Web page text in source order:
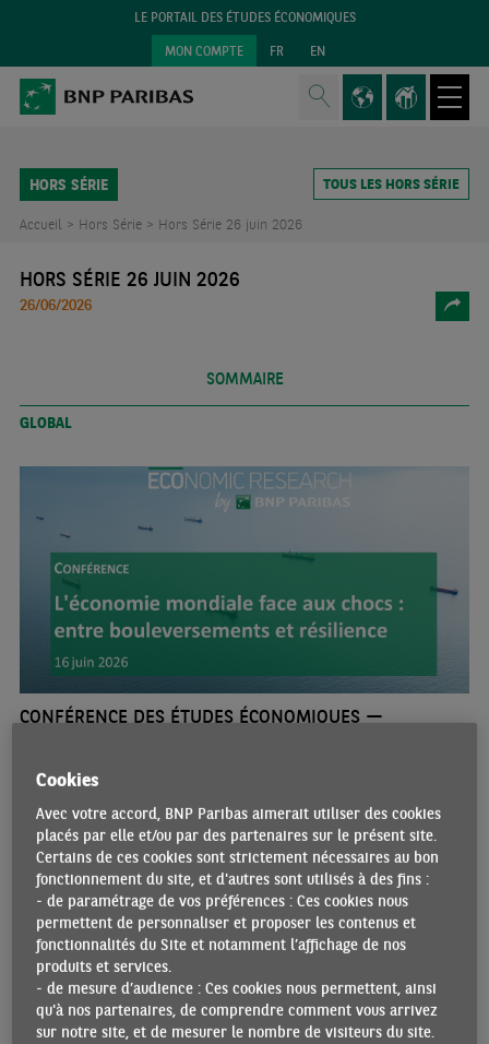
LE PORTAIL DES ÉTUDES ÉCONOMIQUES
MON COMPTE FR EN
HORS SÉRIE TOUS LES HORS SÉRIE
Accueil > Hors Série > Hors Série 26 juin 2026
HORS SÉRIE 26 JUIN 2026
26/06/2026
SOMMAIRE
GLOBAL
CONFÉRENCE DES ÉTUDES ÉCONOMIQUES —
26/06/2026 •
Avec la guerre au Moyen Orient en toile de fond, comment le choc
énergétique et la montée en puissance de l’IA redéfinissent-elles
les dynamiques de croissance, d’inflation et de productivité ?
Quels sont les leviers dont disposent les économies avancées et
émergentes pour renforcer leur résilience tout en exploitant les
nouvelles opportunités qui se dessinent? Comment l’Europe peut-
elle s’adapter et tirer parti des mutations en cours ?Ce sont les
questions qui ont été abordées lors de la dernière conférence des
Études Économiques de BNP Paribas : "L’économie mondiale face
aux chocs : entre bouleversements et résilience"
Cookies
Avec votre accord, BNP Paribas aimerait utiliser des cookies
placés par elle et/ou par des partenaires sur le présent site.
Certains de ces cookies sont strictement nécessaires au bon
fonctionnement du site, et d'autres sont utilisés à des fins :
- de paramétrage de vos préférences : Ces cookies nous
permettent de personnaliser et proposer les contenus et
fonctionnalités du Site et notamment l’affichage de nos
produits et services.
- de mesure d’audience : Ces cookies nous permettent, ainsi
qu'à nos partenaires, de comprendre comment vous arrivez
sur notre site, et de mesurer le nombre de visiteurs du site.